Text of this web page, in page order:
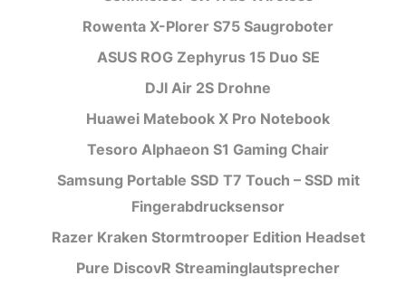
Rowenta X-Plorer S75 Saugroboter
ASUS ROG Zephyrus 15 Duo SE
DJI Air 2S Drohne
Huawei Matebook X Pro Notebook
Tesoro Alphaeon S1 Gaming Chair
Samsung Portable SSD T7 Touch – SSD mit
Fingerabdrucksensor
Razer Kraken Stormtrooper Edition Headset
Pure DiscovR Streaminglautsprecher